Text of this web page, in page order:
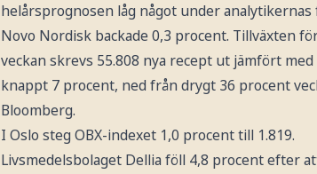
helårsprognosen låg något under analytikernas
Novo Nordisk backade 0,3 procent. Tillväxten
veckan skrevs 55.808 nya recept ut jämfört
knappt 7 procent, ned från drygt 36 procent
Bloomberg.
I Oslo steg OBX-indexet 1,0 procent till 1.819.
Livsmedelsbolaget Dellia föll 4,8 procent efter